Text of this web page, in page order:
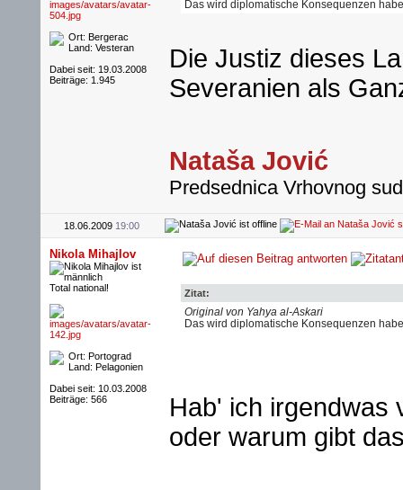
Ort: Bergerac
Land: Vesteran
Dabei seit: 19.03.2008
Beiträge: 1.945
Das wird diplomatische Konsequenzen
Die Justiz dieses
Severanien als
Nataša Jović
Predsednica Vrhovnog
18.06.2009 19:00
Nikola Mihajlov
Total national!
Ort: Portograd
Land: Pelagonien
Dabei seit: 10.03.2008
Beiträge: 566
Zitat:
Original von Yahya al-Askari
Das wird diplomatische Konsequenzen
Hab' ich irgendwas
oder warum gibt